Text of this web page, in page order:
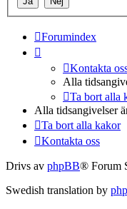
Forumindex
Kontakta
Alla
Ta bort alla
Alla tidsangivelser
Ta bort alla kakor
Kontakta oss
Drivs av phpBB® Forum
Swedish translation by